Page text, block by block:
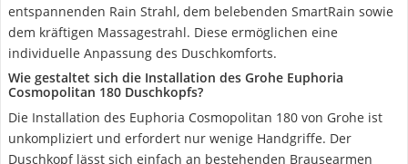
entspannenden Rain Strahl, dem belebenden SmartRain sowie
dem kräftigen Massagestrahl. Diese ermöglichen eine
individuelle Anpassung des Duschkomforts.
Wie gestaltet sich die Installation des Grohe Euphoria
Cosmopolitan 180 Duschkopfs?
Die Installation des Euphoria Cosmopolitan 180 von Grohe ist
unkompliziert und erfordert nur wenige Handgriffe. Der
Duschkopf lässt sich einfach an bestehenden Brausearmen